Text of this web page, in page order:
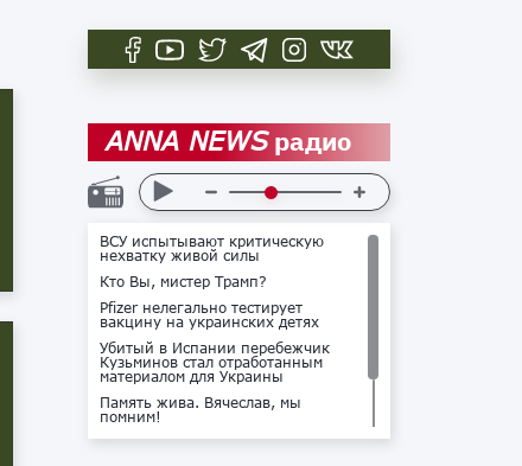
ANNA NEWSрадио
ВСУ испытывают критическую
нехватку живой силы
Кто Вы, мистер Трамп?
Pfizer нелегально тестирует
вакцину на украинских детях
Убитый в Испании перебежчик
Кузьминов стал отработанным
материалом для Украины
Память жива. Вячеслав, мы
помним!
Не доставайся ты никому!